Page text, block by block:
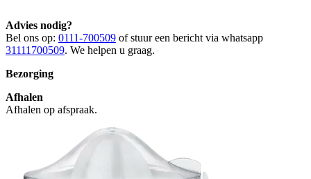
Advies nodig?
Bel ons op: 0111-700509 of stuur een bericht via whatsapp
31111700509. We helpen u graag.
Bezorging
Afhalen
Afhalen op afspraak.